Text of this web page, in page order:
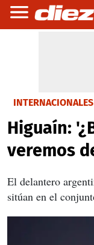
INTERNACIONALES
Higuaín:
veremos
El delantero
sitúan en el